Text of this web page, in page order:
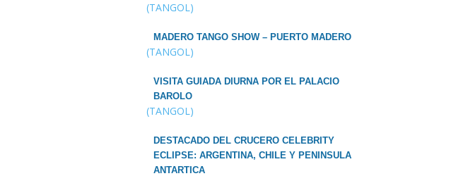
(TANGOL)
MADERO TANGO SHOW – PUERTO MADERO
(TANGOL)
VISITA GUIADA DIURNA POR EL PALACIO
BAROLO
(TANGOL)
DESTACADO DEL CRUCERO CELEBRITY
ECLIPSE: ARGENTINA, CHILE Y PENINSULA
ANTARTICA